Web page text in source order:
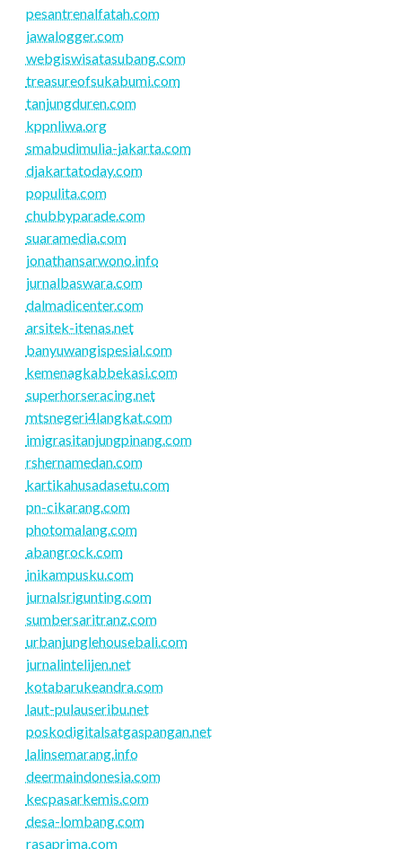
pesantrenalfatah.com
jawalogger.com
webgiswisatasubang.com
treasureofsukabumi.com
tanjungduren.com
kppnliwa.org
smabudimulia-jakarta.com
djakartatoday.com
populita.com
chubbyparade.com
suaramedia.com
jonathansarwono.info
jurnalbaswara.com
dalmadicenter.com
arsitek-itenas.net
banyuwangispesial.com
kemenagkabbekasi.com
superhorseracing.net
mtsnegeri4langkat.com
imigrasitanjungpinang.com
rshernamedan.com
kartikahusadasetu.com
pn-cikarang.com
photomalang.com
abangrock.com
inikampusku.com
jurnalsrigunting.com
sumbersaritranz.com
urbanjunglehousebali.com
jurnalintelijen.net
kotabarukeandra.com
laut-pulauseribu.net
poskodigitalsatgaspangan.net
lalinsemarang.info
deermaindonesia.com
kecpasarkemis.com
desa-lombang.com
rasaprima.com